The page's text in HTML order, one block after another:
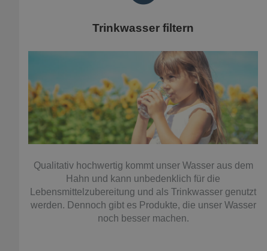
Trinkwasser filtern
Qualitativ hochwertig kommt unser Wasser aus dem
Hahn und kann unbedenklich für die
Lebensmittelzubereitung und als Trinkwasser genutzt
werden. Dennoch gibt es Produkte, die unser Wasser
noch besser machen.